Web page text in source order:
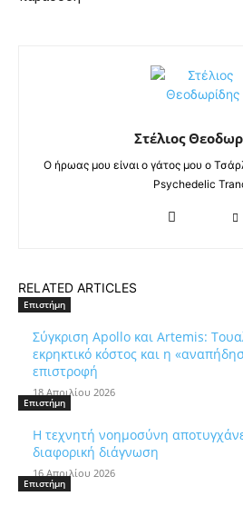
Στέλιος
Ο ήρωας μου είναι ο γάτος μου ο
Psychedelic
RELATED ARTICLES
Επιστήμη
Σύγκριση Apollo και Artemis:
εκρηκτικό κόστος και η
επιστροφή
18 Απριλίου 2026
Επιστήμη
Η τεχνητή νοημοσύνη
διαφορική διάγνωση
16 Απριλίου 2026
Επιστήμη